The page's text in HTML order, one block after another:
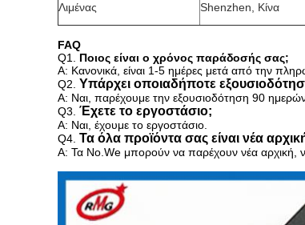
Λιμένας Shenzhen, Κίνα
FAQ
Q1. Ποιος είναι ο χρόνος παράδοσής σας;
Α: Κανονικά, είναι 1-5 ημέρες μετά από την
Q2. Υπάρχει οποιαδήποτε
Α: Ναι, παρέχουμε την εξουσιοδότηση 90
Q3. Έχετε το εργοστάσιο;
Α: Ναι, έχουμε το εργοστάσιο.
Q4. Τα όλα προϊόντα σας είναι νέα
Α: Τα No.We μπορούν να παρέχουν νέα αρχική,